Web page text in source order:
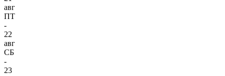
авг
ПТ
-
22
авг
СБ
-
23